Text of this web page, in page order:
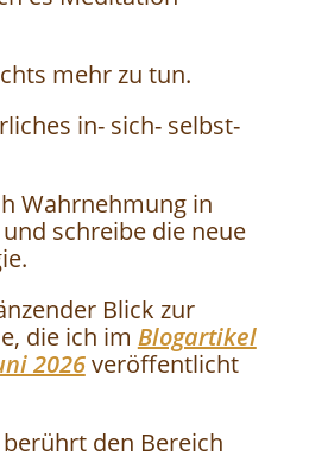
mehr zu tun.
in- sich- selbst-
Wahrnehmung in
schreibe die neue
Blick zur
die ich im Blogartikel
2026veröffentlicht
den Bereich